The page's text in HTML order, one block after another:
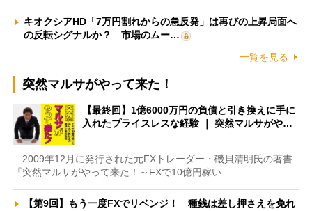
キオクシアHD「7万円割れからの急反発」は再びの上昇局面へ
の反転シグナルか？ 市場のムー…
一覧を見る
突然マルサがやって来た！
【最終回】1億6000万円の負債と引き換えに手に
入れたプライスレスな経験 ｜ 突然マルサがや…
2009年12月に発行された元FXトレーダー・磯貝清明氏の著書
『突然マルサがやって来た！～FXで10億円稼い…
【第9回】もう一度FXでリベンジ！ 種銭は差し押さえを免れ